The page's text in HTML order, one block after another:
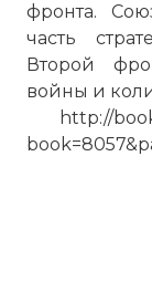
фронта.
часть
Второй
войны и
http://